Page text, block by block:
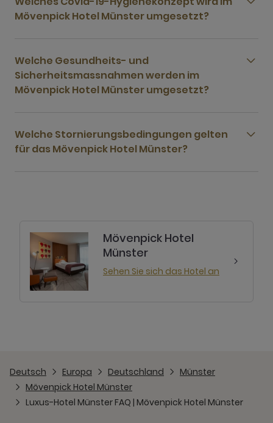
Mövenpick Hotel Münster umgesetzt?
Welche Gesundheits- und
Sicherheitsmassnahmen werden im
Mövenpick Hotel Münster umgesetzt?
Welche Stornierungsbedingungen gelten
für das Mövenpick Hotel Münster?
Mövenpick Hotel
Münster
Sehen Sie sich das Hotel an
Deutsch Europa Deutschland
Münster
Mövenpick Hotel Münster
Luxus-Hotel Münster FAQ | Mövenpick Hotel Münster